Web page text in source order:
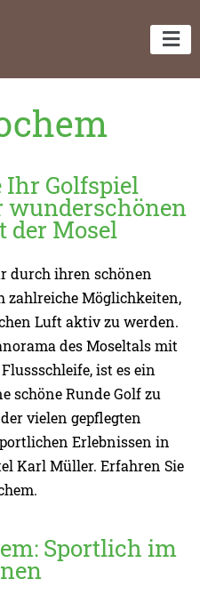
Ihr Golfspiel
wunderschönen
der Mosel
durch ihren schönen
zahlreiche Möglichkeiten,
Luft aktiv zu werden.
des Moseltals mit
ist es ein
schöne Runde Golf zu
vielen gepflegten
Erlebnissen in
Karl Müller. Erfahren Sie
Sportlich im